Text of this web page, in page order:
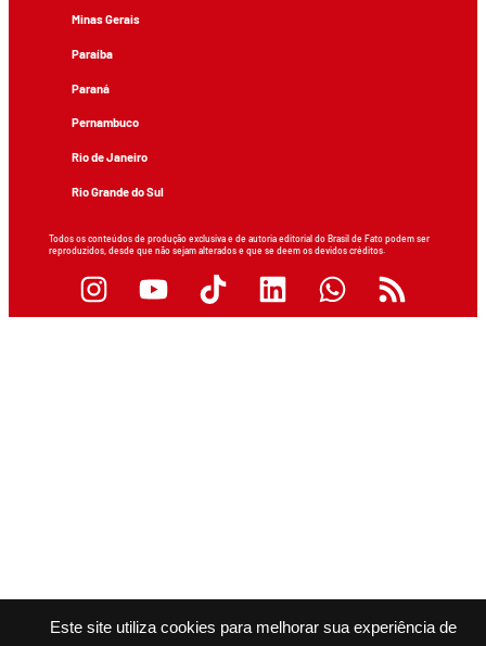
Este site utiliza cookies para melhorar sua experiência de
Minas Gerais
Paraíba
Paraná
Pernambuco
Rio de Janeiro
Rio Grande do Sul
Todos os conteúdos de produção exclusiva e de autoria editorial do Brasil de Fato podem ser
reproduzidos, desde que não sejam alterados e que se deem os devidos créditos.